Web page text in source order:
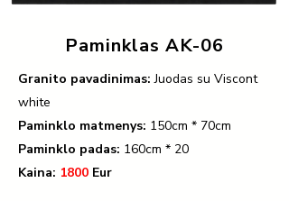
Paminklas AK-06
Granito pavadinimas:Juodas su Viscont
white
Paminklo matmenys: 150cm * 70cm
Paminklo padas: 160cm * 20
Kaina: 1800 Eur